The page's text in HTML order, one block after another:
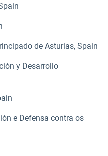
de Asturias, Spain
y Desarrollo
e Defensa contra os